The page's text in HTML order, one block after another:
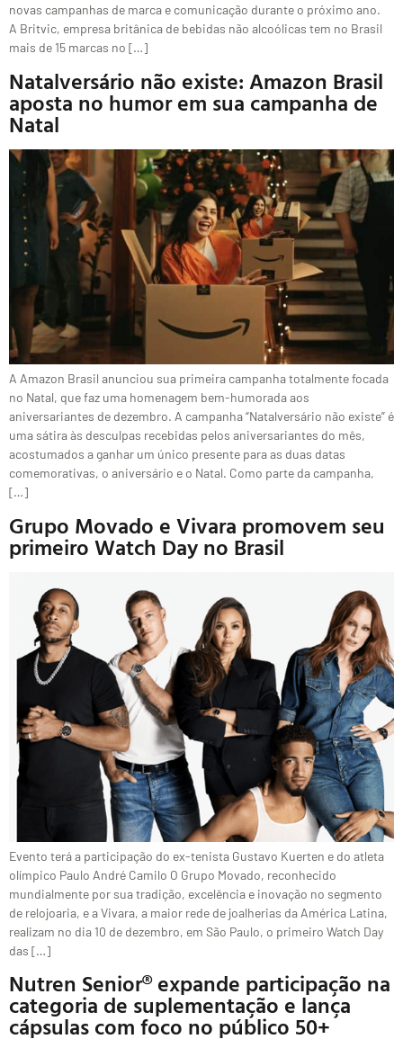
novas campanhas de marca e comunicação durante o próximo ano.
A Britvic, empresa britânica de bebidas não alcoólicas tem no Brasil
mais de 15 marcas no […]
Natalversário não existe: Amazon Brasil
aposta no humor em sua campanha de
Natal
A Amazon Brasil anunciou sua primeira campanha totalmente focada
no Natal, que faz uma homenagem bem-humorada aos
aniversariantes de dezembro. A campanha “Natalversário não existe” é
uma sátira às desculpas recebidas pelos aniversariantes do mês,
acostumados a ganhar um único presente para as duas datas
comemorativas, o aniversário e o Natal. Como parte da campanha,
[…]
Grupo Movado e Vivara promovem seu
primeiro Watch Day no Brasil
Evento terá a participação do ex-tenista Gustavo Kuerten e do atleta
olímpico Paulo André Camilo O Grupo Movado, reconhecido
mundialmente por sua tradição, excelência e inovação no segmento
de relojoaria, e a Vivara, a maior rede de joalherias da América Latina,
realizam no dia 10 de dezembro, em São Paulo, o primeiro Watch Day
das […]
Nutren Senior® expande participação na
categoria de suplementação e lança
cápsulas com foco no público 50+